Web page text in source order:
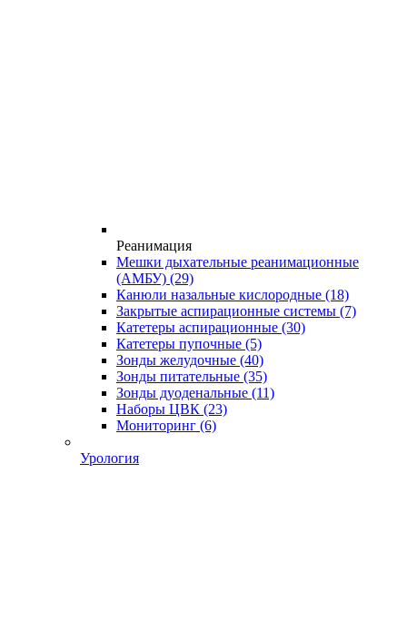
Реанимация
Мешки дыхательные реанимационные
(АМБУ) (29)
Канюли назальные кислородные (18)
Закрытые аспирационные системы (7)
Катетеры аспирационные (30)
Катетеры пупочные (5)
Зонды желудочные (40)
Зонды питательные (35)
Зонды дуоденальные (11)
Наборы ЦВК (23)
Мониторинг (6)
Урология